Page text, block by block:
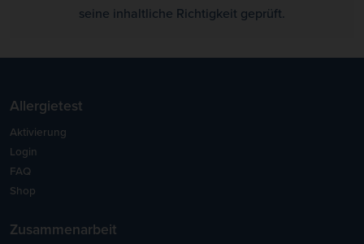
seine inhaltliche Richtigkeit geprüft.
Allergietest
Aktivierung
Login
FAQ
Shop
Zusammenarbeit